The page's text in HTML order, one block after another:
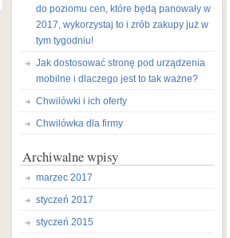
do poziomu cen, które będą panowały w
2017, wykorzystaj to i zrób zakupy już w
tym tygodniu!
Jak dostosować stronę pod urządzenia
mobilne i dlaczego jest to tak ważne?
Chwilówki i ich oferty
Chwilówka dla firmy
Archiwalne wpisy
marzec 2017
styczeń 2017
styczeń 2015